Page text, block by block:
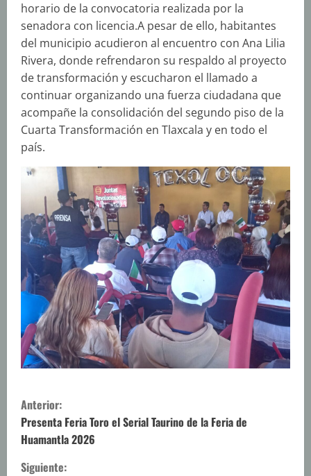
horario de la convocatoria realizada por la
senadora con licencia.A pesar de ello, habitantes
del municipio acudieron al encuentro con Ana Lilia
Rivera, donde refrendaron su respaldo al proyecto
de transformación y escucharon el llamado a
continuar organizando una fuerza ciudadana que
acompañe la consolidación del segundo piso de la
Cuarta Transformación en Tlaxcala y en todo el
país.
S
i
g
Anterior:
Presenta Feria Toro el Serial Taurino de la Feria de
Huamantla 2026
Siguiente: